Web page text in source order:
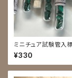
ミニチュア試験管入
石
¥330